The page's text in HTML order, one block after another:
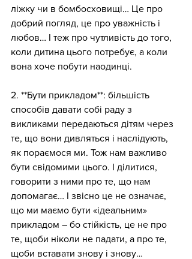
ліжку чи в бомбосховищі… Це про
добрий погляд, це про уважність і
любов… І теж про чутливість до того,
коли дитина цього потребує, а коли
вона хоче побути наодинці.
2. **Бути прикладом**: більшість
способів давати собі раду з
викликами передаються дітям через
те, що вони дивляться і наслідують,
як пораємося ми. Тож нам важливо
бути свідомими цього. І ділитися,
говорити з ними про те, що нам
допомагає… І звісно це не означає,
що ми маємо бути «ідеальним»
прикладом – бо стійкість, це не про
те, щоби ніколи не падати, а про те,
щоби вставати знову і знову…